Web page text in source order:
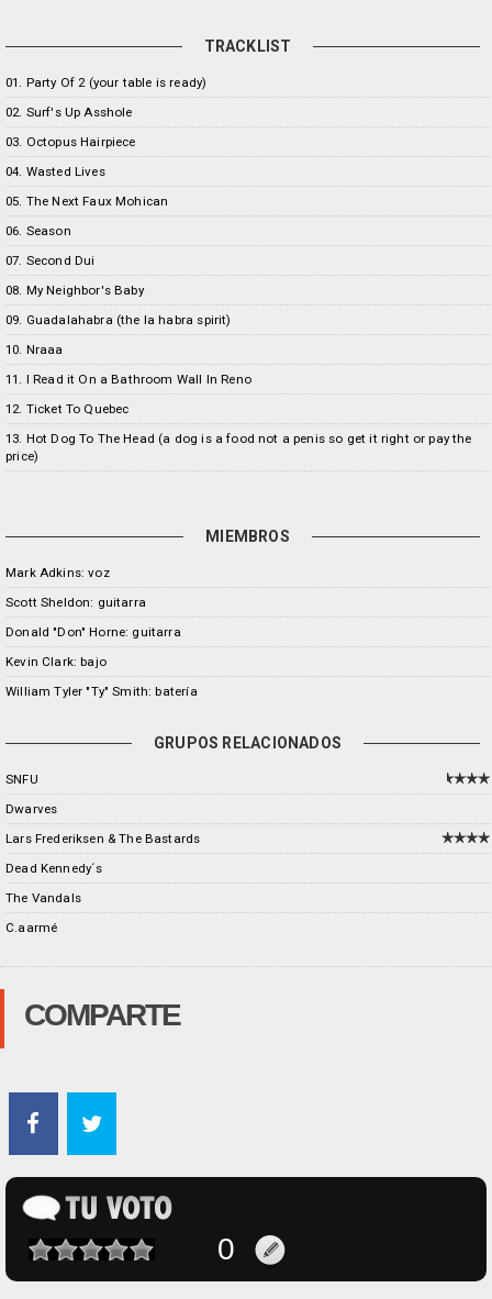
TRACKLIST
01. Party Of 2 (your table is ready)
02. Surf's Up Asshole
03. Octopus Hairpiece
04. Wasted Lives
05. The Next Faux Mohican
06. Season
07. Second Dui
08. My Neighbor's Baby
09. Guadalahabra (the la habra spirit)
10. Nraaa
11. I Read it On a Bathroom Wall In Reno
12. Ticket To Quebec
13. Hot Dog To The Head (a dog is a food not a penis so get it right or pay the
price)
MIEMBROS
Mark Adkins: voz
Scott Sheldon: guitarra
Donald "Don" Horne: guitarra
Kevin Clark: bajo
William Tyler "Ty" Smith: batería
GRUPOS RELACIONADOS
SNFU
Dwarves
Lars Frederiksen & The Bastards
Dead Kennedy´s
The Vandals
C.aarmé
COMPARTE